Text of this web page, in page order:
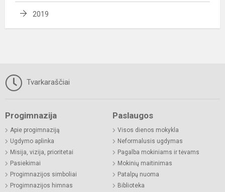
2019
Tvarkaraščiai
Progimnazija
Apie progimnaziją
Ugdymo aplinka
Misija, vizija, prioritetai
Pasiekimai
Progimnazijos simboliai
Progimnazijos himnas
Paslaugos
Visos dienos mokykla
Neformalusis ugdymas
Pagalba mokiniams ir tėvams
Mokinių maitinimas
Patalpų nuoma
Biblioteka